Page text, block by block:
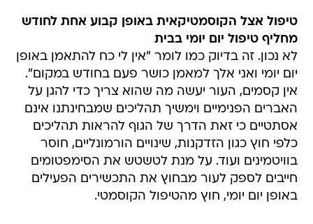
טיפול אצל הקוסמטיקאית באופן קבוע אחת לחודש
מחליף טיפול יום יומי בבית
לא נכון. זה בדיוק כמו לומר "אין לי כח להתאמן באופן
יום יומי ואני אלך למאמן כושר פעם בחודש במקום".
אין קסמים, העור יעשה מה שהוא צריך כדי להגן על
האברים הפנימיים וימשיך תהליכים שמבחינתנו אינם
אסתטיים כי זאת הדרך של הגוף להראות תהליכים
כלפי חוץ כגון הזדקנות, שינויים הורמונליים, חוסר
בוויטמינים ועוד. על מנת לטשטש את הסימפטומים
חייבים לספק לעור מבחוץ את התכשירים הפעילים
באופן יום יומי, חוץ מהטיפול הקוסמטי.